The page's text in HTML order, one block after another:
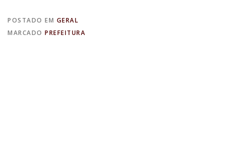
POSTADO EM GERAL
MARCADO PREFEITURA